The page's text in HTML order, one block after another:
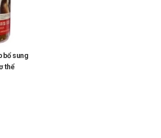
dẫn sử dụng Đông trùng hạ thảo KangHwa Health
bổ sung
thể